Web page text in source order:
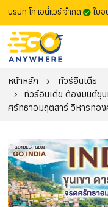
บริษัท โก เอนี่แวร์ จำกัด ใบ
หน้าหลัก
ทัวร์อินเดีย
ทัวร์อินเดีย ต้องมนต์ขุ
ศรัทธาอมฤตสาร์ วิหารทอ